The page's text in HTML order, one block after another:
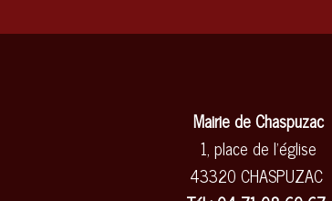
Mairie de Chaspuzac
1, place de l'église
43320 CHASPUZAC